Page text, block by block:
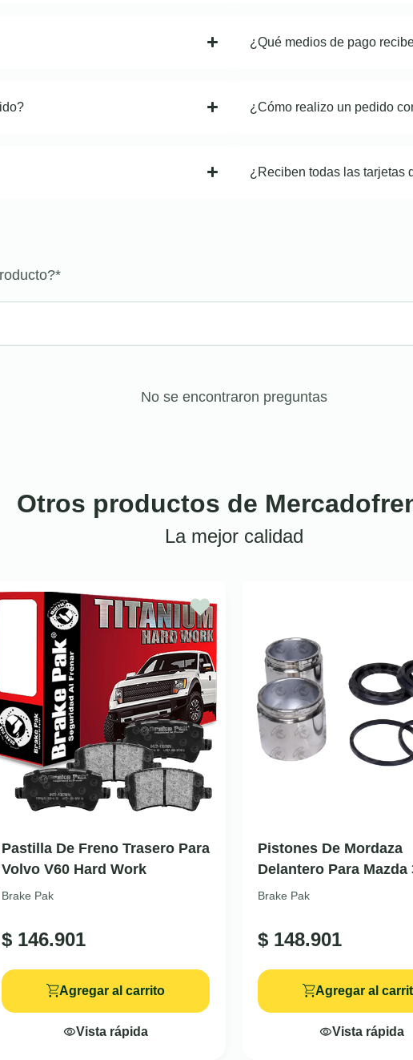
¿Qué medios de pago
¿Cómo realizo un pedido
¿Reciben todas las tarjetas
*
No se encontraron preguntas
Otros productos de
La mejor calidad
Pastilla De Freno Trasero Para
Volvo V60 Hard Work
Brake Pak
$ 146.901
Agregar al carrito
Vista rápida
Pistones De Mordaza
Delantero Para Mazda
Brake Pak
$ 148.901
Agregar al
Vista rápida